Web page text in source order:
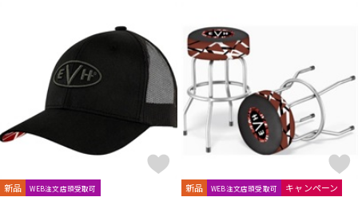
ドラム パーカッション
電子ピアノ
新品 WEB注文店頭受取可 新品 WEB注文店頭受取可 キャンペーン